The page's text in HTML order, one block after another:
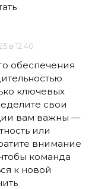
в 12:40
обеспечения
ключевых
свои
вам важны —
или
внимание
команда
к новой